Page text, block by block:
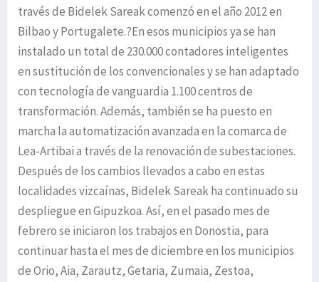
través de Bidelek Sareak comenzó en el año 2012 en
Bilbao y Portugalete.?En esos municipios ya se han
instalado un total de 230.000 contadores inteligentes
en sustitución de los convencionales y se han adaptado
con tecnología de vanguardia 1.100 centros de
transformación. Además, también se ha puesto en
marcha la automatización avanzada en la comarca de
Lea-Artibai a través de la renovación de subestaciones.
Después de los cambios llevados a cabo en estas
localidades vizcaínas, Bidelek Sareak ha continuado su
despliegue en Gipuzkoa. Así, en el pasado mes de
febrero se iniciaron los trabajos en Donostia, para
continuar hasta el mes de diciembre en los municipios
de Orio, Aia, Zarautz, Getaria, Zumaia, Zestoa,